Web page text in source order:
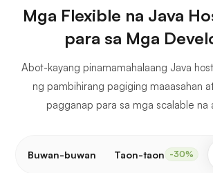
Mga Flexible na Java
para sa Mga
Abot-kayang pinamamahalaang Java
ng pambihirang pagiging maaasahan
pagganap para sa mga scalable na
Buwan-buwan Taon-taon -30%